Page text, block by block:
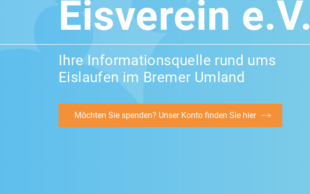
Eisverein e.V.
Ihre Informationsquelle rund ums
Eislaufen im Bremer Umland
Möchten Sie spenden? Unser Konto finden Sie hier